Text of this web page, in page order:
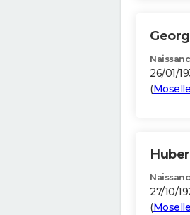
26/01/
(Moselle
27/10/
(Moselle